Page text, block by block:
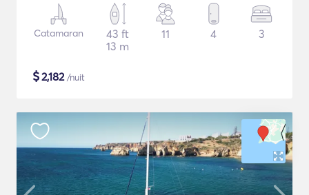
Catamaran
43 ft
13 m
11 4 3
$2,182/nuit